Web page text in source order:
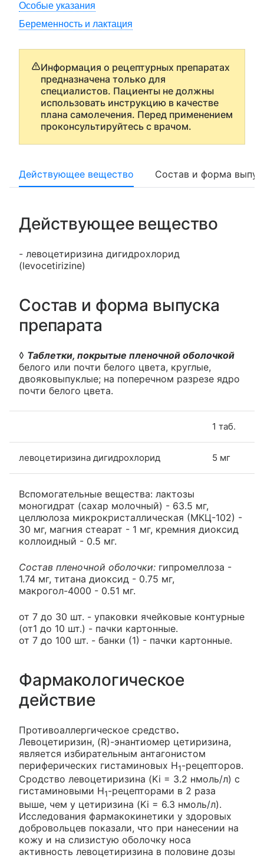
Особые указания
Беременность и лактация
Информация о рецептурных препаратах
предназначена только для
специалистов. Пациенты не должны
использовать инструкцию в качестве
плана самолечения. Перед применением
проконсультируйтесь с врачом.
Действующее вещество Состав и форма
Действующее вещество
- левоцетиризина дигидрохлорид
(levocetirizine)
Состав и форма выпуска
препарата
◊ Таблетки, покрытые пленочной оболочкой
белого или почти белого цвета, круглые,
двояковыпуклые; на поперечном разрезе ядро
почти белого цвета.
1 таб.
левоцетиризина дигидрохлорид 5 мг
Вспомогательные вещества: лактозы
моногидрат (сахар молочный) - 63.5 мг,
целлюлоза микрокристаллическая (МКЦ-102) -
30 мг, магния стеарат - 1 мг, кремния диоксид
коллоидный - 0.5 мг.
Состав пленочной оболочки: гипромеллоза -
1.74 мг, титана диоксид - 0.75 мг,
макрогол-4000 - 0.51 мг.
от 7 до 30 шт. - упаковки ячейковые контурные
(от1 до 10 шт.) - пачки картонные.
от 7 до 100 шт. - банки (1) - пачки картонные.
Фармакологическое
действие
Противоаллергическое средство.
Левоцетиризин, (R)-энантиомер цетиризина,
является избирательным антагонистом
периферических гистаминовых Н1-рецепторов.
Сродство левоцетиризина (Ki = 3.2 нмоль/л) с
гистаминовыми H1-рецепторами в 2 раза
выше, чем у цетиризина (Ki = 6.3 нмоль/л).
Исследования фармакокинетики у здоровых
добровольцев показали, что при нанесении на
кожу и на слизистую оболочку носа
активность левоцетиризина в половине дозы